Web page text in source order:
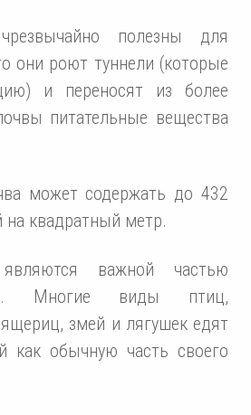
полезны для
они роют туннели (которые
и переносят из более
питательные вещества
может содержать до 432
квадратный метр.
важной частью
Многие виды птиц,
змей и лягушек едят
как обычную часть своего